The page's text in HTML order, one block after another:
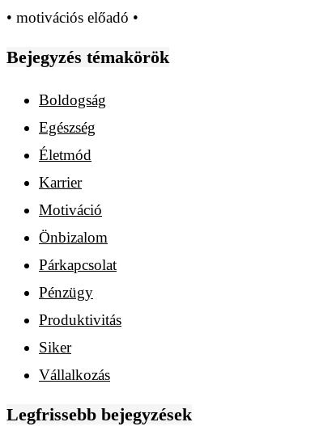
• motivációs előadó •
Bejegyzés témakörök
Boldogság
Egészség
Életmód
Karrier
Motiváció
Önbizalom
Párkapcsolat
Pénzügy
Produktivitás
Siker
Vállalkozás
Legfrissebb bejegyzések